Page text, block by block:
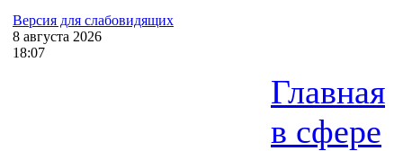
Версия для слабовидящих
8 августа 2026
18:07
Главная
в сфере